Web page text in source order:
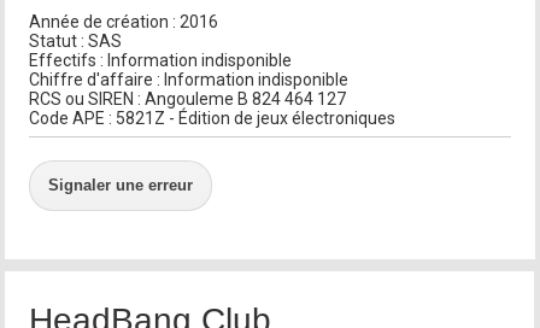
Année de création : 2016
Statut : SAS
Effectifs : Information indisponible
Chiffre d'affaire : Information indisponible
RCS ou SIREN : Angouleme B 824 464 127
Code APE : 5821Z - Édition de jeux électroniques
Signaler une erreur
HeadBang Club